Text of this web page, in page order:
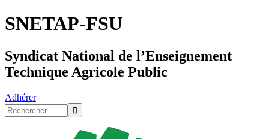
SNETAP-FSU
Syndicat National de l’Enseignement
Technique Agricole Public
Adhérer